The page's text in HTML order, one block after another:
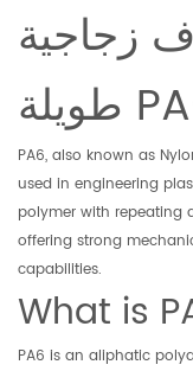
زجاجية
PA6, also known as
used in engineering
polymer with
offering strong
capabilities.
What is
PA6 is an aliphatic